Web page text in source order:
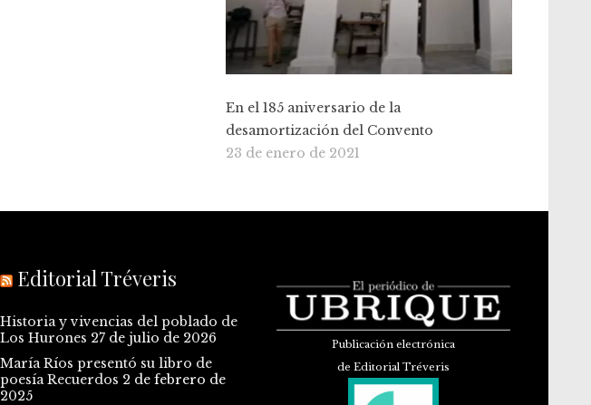
En el 185 aniversario de la
desamortización del Convento
23 de enero de 2021
Editorial Tréveris
Historia y vivencias del poblado de
Los Hurones 27 de julio de 2026
María Ríos presentó su libro de
poesía Recuerdos 2 de febrero de
2025
Publicación electrónica
de Editorial Tréveris